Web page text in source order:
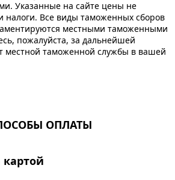
Указанные на сайте цены не
Все виды таможенных сборов
местными таможенными
пожалуйста, за дальнейшей
местной таможенной службы в вашей
ОПЛАТЫ